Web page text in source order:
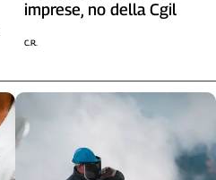
imprese, no della Cgil
C.R.